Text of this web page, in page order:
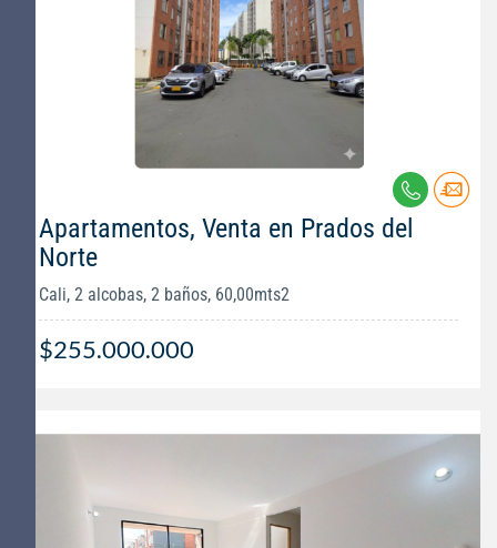
Apartamentos, Venta en Prados del
Norte
Cali, 2 alcobas, 2 baños, 60,00mts2
$255.000.000